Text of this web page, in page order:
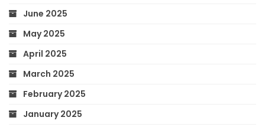
June 2025
May 2025
April 2025
March 2025
February 2025
January 2025